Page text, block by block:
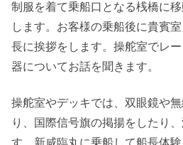
制服を着て乗船口となる桟橋に
します。お客様の乗船後に貴賓
長に挨拶をします。操舵室でレ
器についてお話を聞きます。
操舵室やデッキでは、双眼鏡や
り、国際信号旗の掲揚をしたり
す。新咸臨丸に乗船して船長体